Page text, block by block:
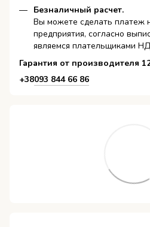
Безналичный расчет.
Вы можете сделать платеж
предприятия, согласно
являемся плательщиками
Гарантия от производителя
+38093 844 66 86